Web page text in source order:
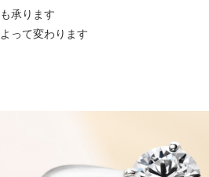
承ります
って変わります